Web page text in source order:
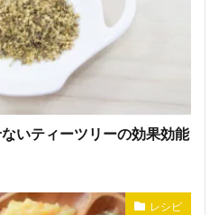
いティーツリーの効果効能
レシピ